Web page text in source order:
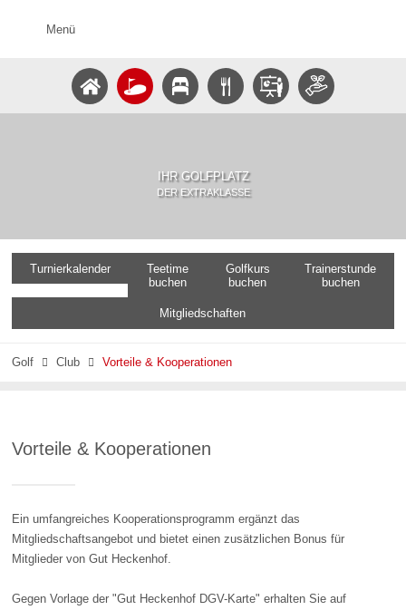
Menü
IHR GOLFPLATZ
DER EXTRAKLASSE
Turnierkalender
Teetime
buchen
Golfkurs
buchen
Trainerstunde
buchen
Mitgliedschaften
Golf  Club  Vorteile & Kooperationen
Vorteile & Kooperationen
Ein umfangreiches Kooperationsprogramm ergänzt das
Mitgliedschaftsangebot und bietet einen zusätzlichen Bonus für
Mitglieder von Gut Heckenhof.
Gegen Vorlage der "Gut Heckenhof DGV-Karte" erhalten Sie auf